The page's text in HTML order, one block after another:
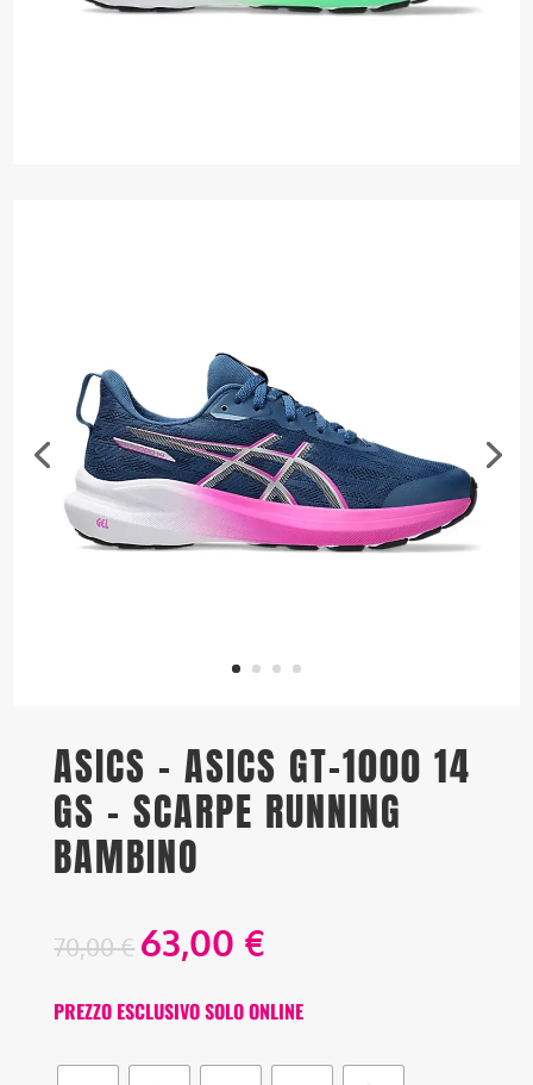
ASICS – ASICS GT-1000 14
GS – SCARPE RUNNING
BAMBINO
70,00€ 63,00 €
PREZZO ESCLUSIVO SOLO ONLINE